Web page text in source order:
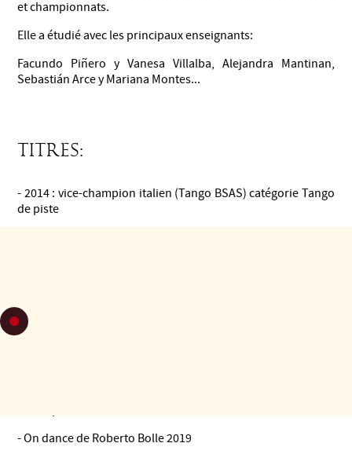
et championnats.
Elle a étudié avec les principaux enseignants:
Facundo Piñero y Vanesa Villalba, Alejandra Mantinan,
Sebastián Arce y Mariana Montes...
Titres:
- 2014 : vice-champion italien (Tango BSAS) catégorie Tango
de piste
- 2020 : Troisième au festival et championnat d’Europe,
catégorie tango scène.
- On dance de Roberto Bolle 2019